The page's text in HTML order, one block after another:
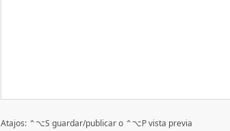
Atajos: ⌃⌥S guardar/publicar o ⌃⌥P vista previa